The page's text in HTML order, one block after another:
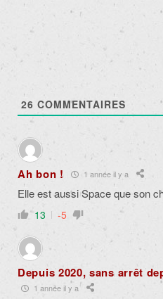
26 COMMENTAIRES
Ah bon ! 1 année il y a
Elle est aussi Space que son
13 -5
Depuis 2020, sans arrêt
1 année il y a